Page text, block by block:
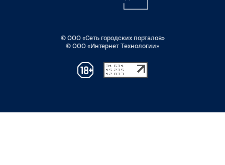
© ООО «Сеть городских порталов»
© ООО «Интернет Технологии»